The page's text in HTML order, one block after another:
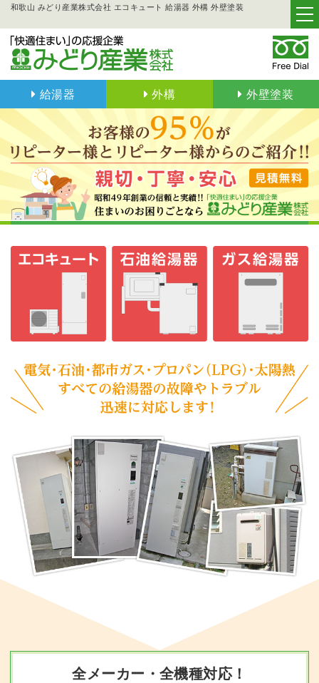
和歌山 みどり産業株式会社 エコキュート 給湯器 外構 外壁塗装
給湯器 外構 外壁塗装
全メーカー・全機種対応！